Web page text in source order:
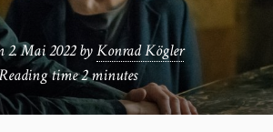
2. Mai 2022 byKonrad Kögler
time2 minutes